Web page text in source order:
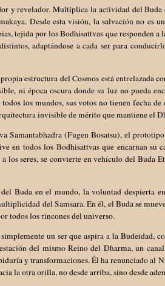
y revelador. Multiplica la actividad del Buda
Desde esta visión, la salvación no es
tejida por los Bodhisattvas que responden a
adaptándose a cada ser para
estructura del Cosmos está entrelazada
ni época oscura donde su luz no pueda
los mundos, sus votos no tienen fecha
invisible de mérito que mantiene el
Samantabhadra (Fugen Bosatsu), el
en todos los Bodhisattvas que encarnan su
los seres, se convierte en vehículo del Buda
Buda en el mundo, la voluntad despierta
del Samsara. En él, el Buda se
todos los rincones del universo.
un ser que aspira a la Budeidad,
del mismo Reino del Dharma, un
y transformaciones. Él ha renunciado
la otra orilla, no desde arriba, sino desde